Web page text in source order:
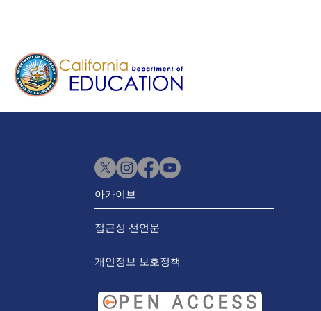
아카이브
접근성 선언문
개인정보 보호정책